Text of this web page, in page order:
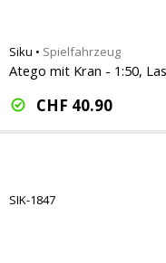
Siku • Spielfahrzeug
Atego mit Kran - 1:50,
CHF 40.90
SIK-1847